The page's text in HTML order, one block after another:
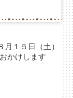
１５日（土）
かけします